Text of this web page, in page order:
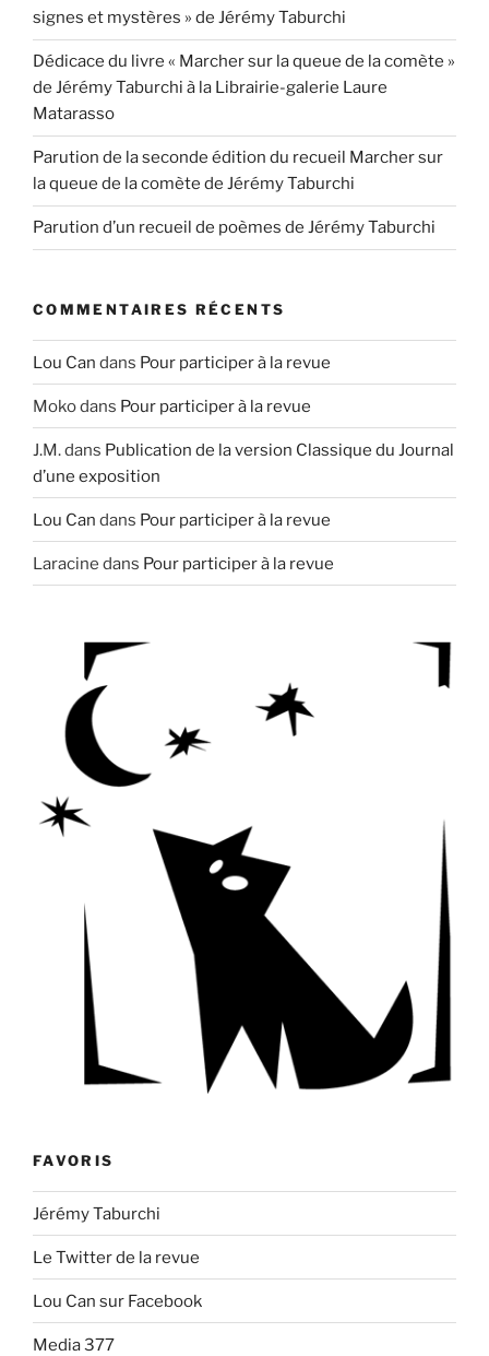
signes et mystères » de Jérémy Taburchi
Dédicace du livre « Marcher sur la queue de la comète »
de Jérémy Taburchi à la Librairie-galerie Laure
Matarasso
Parution de la seconde édition du recueil Marcher sur
la queue de la comète de Jérémy Taburchi
Parution d’un recueil de poèmes de Jérémy Taburchi
COMMENTAIRES RÉCENTS
Lou Can dans Pour participer à la revue
Mokodans Pour participer à la revue
J.M.dans Publication de la version Classique du Journal
d’une exposition
Lou Can dans Pour participer à la revue
Laracine dans Pour participer à la revue
FAVORIS
Jérémy Taburchi
Le Twitter de la revue
Lou Can sur Facebook
Media 377